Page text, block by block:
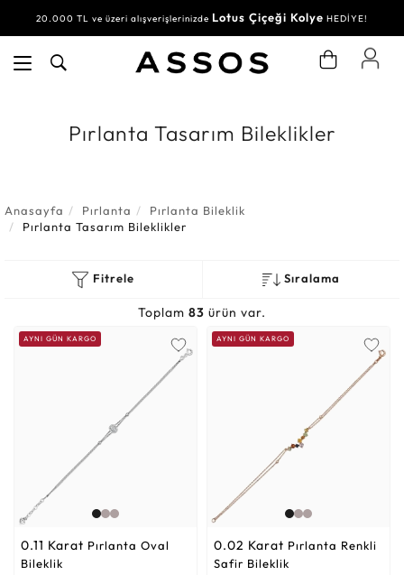
20.000 TL ve üzeri alışverişlerinizde Lotus Çiçeği Kolye HEDİYE!
Pırlanta Tasarım Bileklikler
Anasayfa Pırlanta
Pırlanta Bileklik
Pırlanta Tasarım Bileklikler
Fitrele Sıralama
Toplam 83 ürün var.
AYNI GÜN KARGO
0.11 Karat
Bileklik
AYNI GÜN KARGO
0.02 Karat
Safir Bileklik